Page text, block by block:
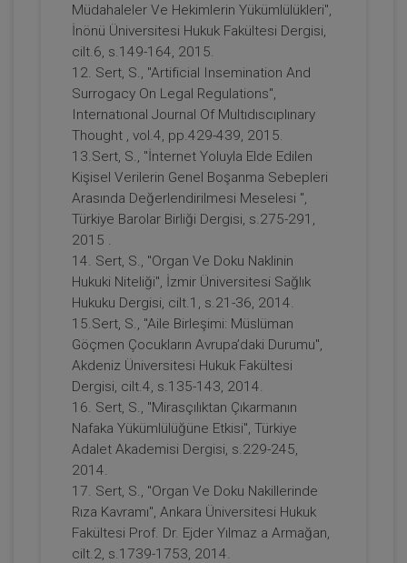
Bilişim ve E-Ticaret Sektöründe Tüketici
Hukuku ve Uygulamaları - 11. Tüketici
Hukuku Kongresi - II. Oturum
360 TL Sepete Ekle
Doç. Dr. Selin Sert SÜTÇÜ
Sosyal Medya Kanalı İle Yapılan Kişilik
Hakkı İhlallerinin Özel Hukuk
Bağlamında Korunması Video Eğitimi
300 TL Sepete Ekle
Müdahaleler Ve Hekimlerin Yükümlülükleri",
İnönü Üniversitesi Hukuk Fakültesi Dergisi,
cilt.6, s.149-164, 2015.
12. Sert, S., "Artificial Insemination And
Surrogacy On Legal Regulations",
Internatıonal Journal Of Multıdıscıplınary
Thought , vol.4, pp.429-439, 2015.
13.Sert, S., "İnternet Yoluyla Elde Edilen
Kişisel Verilerin Genel Boşanma Sebepleri
Arasında Değerlendirilmesi Meselesi ",
Türkiye Barolar Birliği Dergisi, s.275-291,
2015 .
14. Sert, S., "Organ Ve Doku Naklinin
Hukuki Niteliği", İzmir Üniversitesi Sağlık
Hukuku Dergisi, cilt.1, s.21-36, 2014.
15.Sert, S., "Aile Birleşimi: Müslüman
Göçmen Çocukların Avrupa’daki Durumu",
Akdeniz Üniversitesi Hukuk Fakültesi
Dergisi, cilt.4, s.135-143, 2014.
16. Sert, S., "Mirasçılıktan Çıkarmanın
Nafaka Yükümlülüğüne Etkisi", Türkiye
Adalet Akademisi Dergisi, s.229-245,
2014.
17. Sert, S., "Organ Ve Doku Nakillerinde
Rıza Kavramı", Ankara Üniversitesi Hukuk
Fakültesi Prof. Dr. Ejder Yılmaz a Armağan,
cilt.2, s.1739-1753, 2014.